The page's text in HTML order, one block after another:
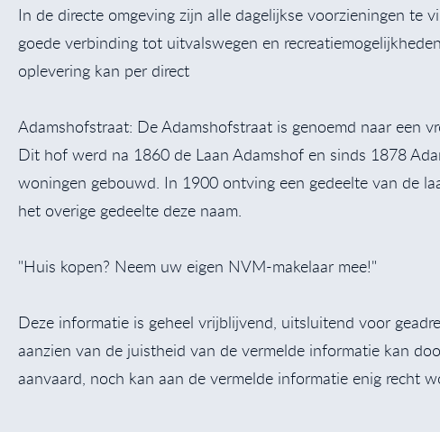
In de directe omgeving zijn alle dagelijkse voorzieningen te
goede verbinding tot uitvalswegen en
oplevering kan per direct
Adamshofstraat: De Adamshofstraat is genoemd naar een
Dit hof werd na 1860 de Laan Adamshof en sinds 1878
woningen gebouwd. In 1900 ontving een gedeelte van de
het overige gedeelte deze naam.
"Huis kopen? Neem uw eigen NVM-makelaar mee!"
Deze informatie is geheel vrijblijvend, uitsluitend voor
aanzien van de juistheid van de vermelde informatie kan
aanvaard, noch kan aan de vermelde informatie enig recht